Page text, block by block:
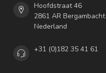
Hoofdstraat 46
2861 AR Bergambacht
Nederland
+31 (0)182 35 41 61